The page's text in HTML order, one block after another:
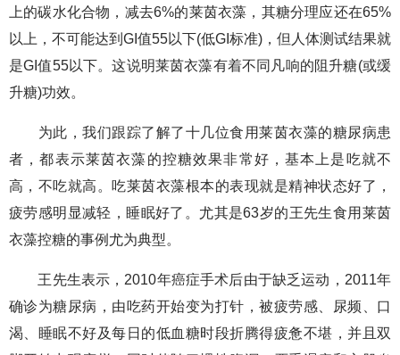
上的碳水化合物，减去6%的莱茵衣藻，其糖分理应还在65%
以上，不可能达到GI值55以下(低GI标准)，但人体测试结果就
是GI值55以下。这说明莱茵衣藻有着不同凡响的阻升糖(或缓
升糖)功效。
为此，我们跟踪了解了十几位食用莱茵衣藻的糖尿病患
者，都表示莱茵衣藻的控糖效果非常好，基本上是吃就不
高，不吃就高。吃莱茵衣藻根本的表现就是精神状态好了，
疲劳感明显减轻，睡眠好了。尤其是63岁的王先生食用莱茵
衣藻控糖的事例尤为典型。
王先生表示，2010年癌症手术后由于缺乏运动，2011年
确诊为糖尿病，由吃药开始变为打针，被疲劳感、尿频、口
渴、睡眠不好及每日的低血糖时段折腾得疲惫不堪，并且双